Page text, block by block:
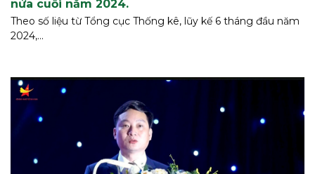
nửa cuối năm 2024.
Theo số liệu từ Tổng cục Thống kê, lũy kế 6 tháng đầu năm
2024,...